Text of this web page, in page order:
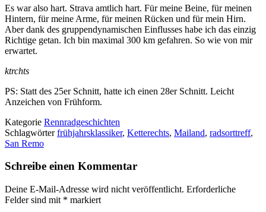
Es war also hart. Strava amtlich hart. Für meine Beine, für meinen
Hintern, für meine Arme, für meinen Rücken und für mein Hirn.
Aber dank des gruppendynamischen Einflusses habe ich das einzig
Richtige getan. Ich bin maximal 300 km gefahren. So wie von mir
erwartet.
ktrchts
PS: Statt des 25er Schnitt, hatte ich einen 28er Schnitt. Leicht
Anzeichen von Frühform.
Kategorie Rennradgeschichten
Schlagwörterfrühjahrsklassiker, Ketterechts, Mailand, radsorttreff,
San Remo
Schreibe einen Kommentar
Deine E-Mail-Adresse wird nicht veröffentlicht. Erforderliche
Felder sind mit * markiert